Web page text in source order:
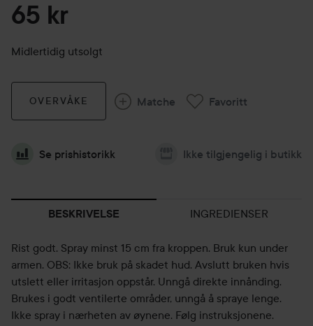
65 kr
Midlertidig utsolgt
OVERVÅKE Matche Favoritt
Se prishistorikk Ikke tilgjengelig i butikk
BESKRIVELSE INGREDIENSER
Rist godt. Spray minst 15 cm fra kroppen. Bruk kun under
armen. OBS: Ikke bruk på skadet hud. Avslutt bruken hvis
utslett eller irritasjon oppstår. Unngå direkte innånding.
Brukes i godt ventilerte områder, unngå å spraye lenge.
Ikke spray i nærheten av øynene. Følg instruksjonene.